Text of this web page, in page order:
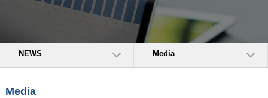
NEWS Media
Media